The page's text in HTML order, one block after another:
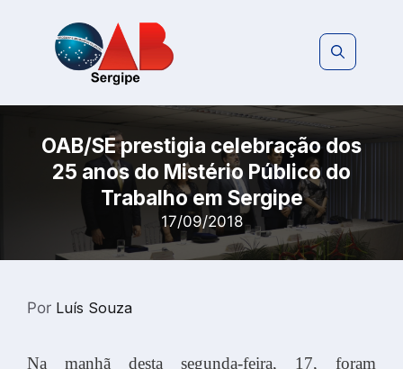
OAB/SE prestigia celebração dos
25 anos do Mistério Público do
Trabalho em Sergipe
17/09/2018
Por Luís Souza
Na manhã desta segunda-feira, 17, foram